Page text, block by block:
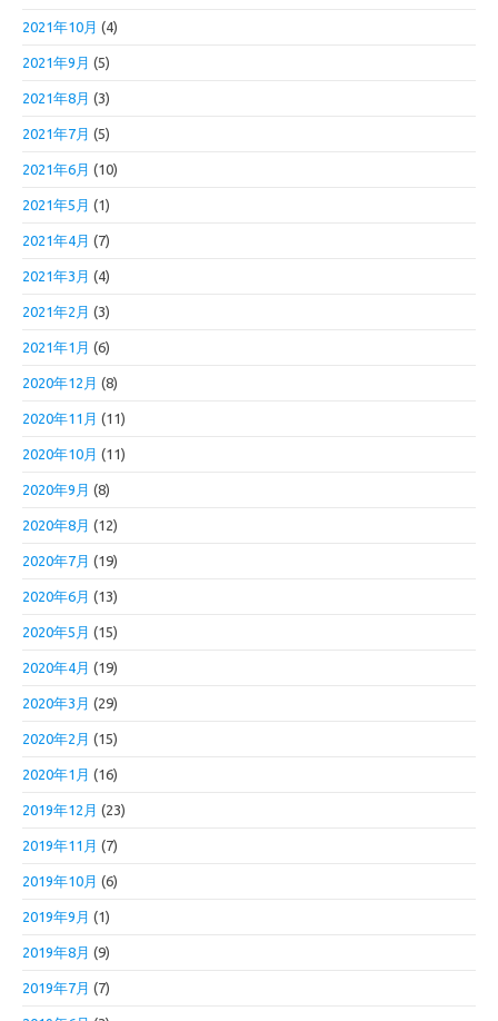
2021年10月 (4)
2021年9月 (5)
2021年8月 (3)
2021年7月 (5)
2021年6月 (10)
2021年5月 (1)
2021年4月 (7)
2021年3月 (4)
2021年2月 (3)
2021年1月 (6)
2020年12月 (8)
2020年11月 (11)
2020年10月 (11)
2020年9月 (8)
2020年8月 (12)
2020年7月 (19)
2020年6月 (13)
2020年5月 (15)
2020年4月 (19)
2020年3月 (29)
2020年2月 (15)
2020年1月 (16)
2019年12月 (23)
2019年11月 (7)
2019年10月 (6)
2019年9月 (1)
2019年8月 (9)
2019年7月 (7)